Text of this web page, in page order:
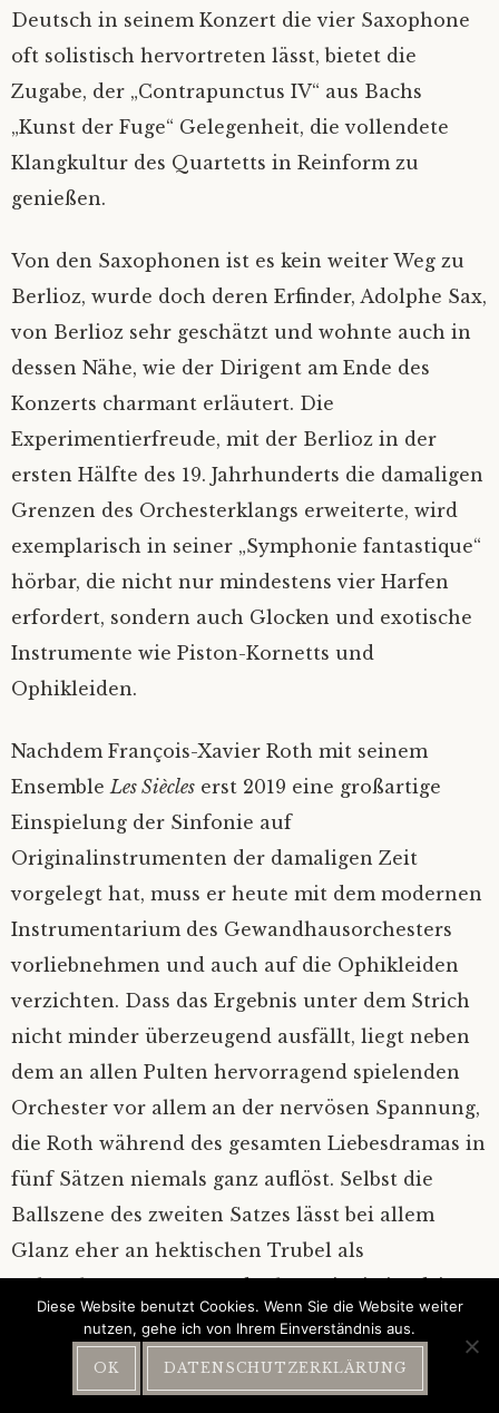
Deutsch in seinem Konzert die vier Saxophone
oft solistisch hervortreten lässt, bietet die
Zugabe, der „Contrapunctus IV“ aus Bachs
„Kunst der Fuge“ Gelegenheit, die vollendete
Klangkultur des Quartetts in Reinform zu
genießen.
Von den Saxophonen ist es kein weiter Weg zu
Berlioz, wurde doch deren Erfinder, Adolphe Sax,
von Berlioz sehr geschätzt und wohnte auch in
dessen Nähe, wie der Dirigent am Ende des
Konzerts charmant erläutert. Die
Experimentierfreude, mit der Berlioz in der
ersten Hälfte des 19. Jahrhunderts die damaligen
Grenzen des Orchesterklangs erweiterte, wird
exemplarisch in seiner „Symphonie fantastique“
hörbar, die nicht nur mindestens vier Harfen
erfordert, sondern auch Glocken und exotische
Instrumente wie Piston-Kornetts und
Ophikleiden.
Nachdem François-Xavier Roth mit seinem
EnsembleLes Siècles erst 2019 eine großartige
Einspielung der Sinfonie auf
Originalinstrumenten der damaligen Zeit
vorgelegt hat, muss er heute mit dem modernen
Instrumentarium des Gewandhausorchesters
vorliebnehmen und auch auf die Ophikleiden
verzichten. Dass das Ergebnis unter dem Strich
nicht minder überzeugend ausfällt, liegt neben
dem an allen Pulten hervorragend spielenden
Orchester vor allem an der nervösen Spannung,
die Roth während des gesamten Liebesdramas in
fünf Sätzen niemals ganz auflöst. Selbst die
Ballszene des zweiten Satzes lässt bei allem
Glanz eher an hektischen Trubel als
Satz breitet sich eine tiefe Ruhe aus, bleibt die
Zeit beinahe stehen. Vor allem freut mich, dass
Roth die beiden letzten Sätze tatsächlich so
Diese Website benutzt Cookies. Wenn Sie die Website weiter
nutzen, gehe ich von Ihrem Einverständnis aus.
OK DATENSCHUTZERKLÄRUNG